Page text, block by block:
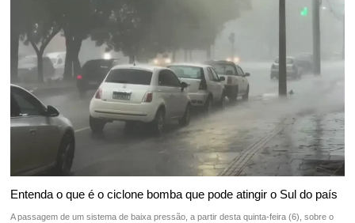
Entenda o que é o ciclone bomba que pode atingir o Sul do país
A passagem de um sistema de baixa pressão, a partir desta quinta-feira (6), sobre o